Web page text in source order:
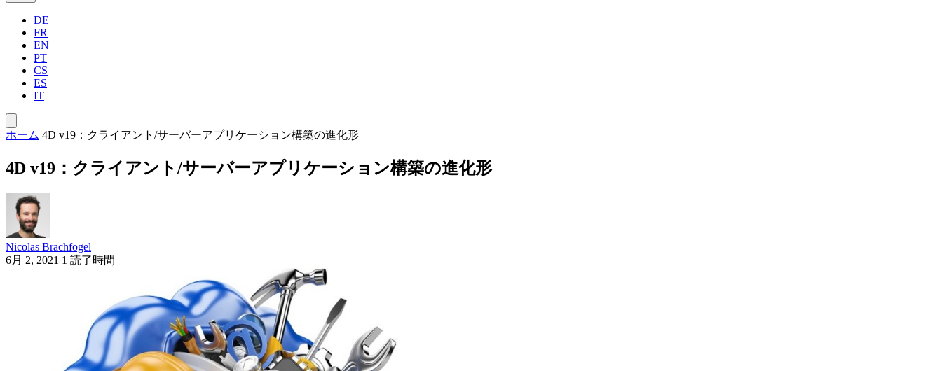
DE
FR
EN
PT
CS
ES
IT
ホーム 4D v19：クライアント/サーバーアプリケーション構築の進化形
4D v19：クライアント/サーバーアプリケーション構築の進化形
Nicolas Brachfogel
6月 2, 2021 1 読了時間